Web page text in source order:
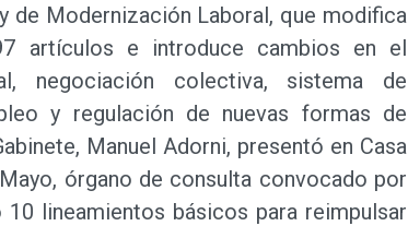
de Modernización Laboral, que modifica
artículos e introduce cambios en el
negociación colectiva, sistema de
y regulación de nuevas formas de
Manuel Adorni, presentó en Casa
órgano de consulta convocado por
lineamientos básicos para reimpulsar